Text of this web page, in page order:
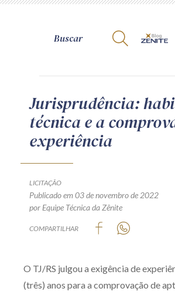
A Zênite
Como publicar conosco
Site da Zênite
Política de Privacidade
Guia de Direitos dos Titulares
Encarregado (contato)
Produtos e
Jurisprudência:
técnica e a
experiência
LICITAÇÃO
Publicado em 03 de novembro de 2022
por Equipe Técnica da Zênite
COMPARTILHAR
O TJ/RS julgou a exigência de
(três) anos para a comprovação de